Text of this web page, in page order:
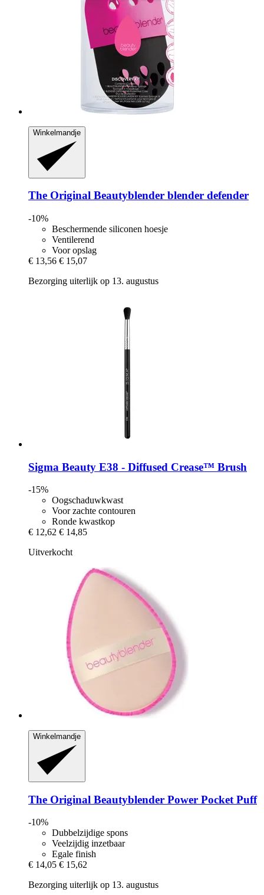
Winkelmandje
The Original Beautyblender blender defender
-10%
Beschermende siliconen hoesje
Ventilerend
Voor opslag
€ 13,56 € 15,07
Bezorging uiterlijk op 13. augustus
Sigma Beauty E38 -​ Diffused Crease™ Brush
-15%
Oogschaduwkwast
Voor zachte contouren
Ronde kwastkop
€ 12,62 € 14,85
Uitverkocht
Winkelmandje
The Original Beautyblender Power Pocket Puff
-10%
Dubbelzijdige spons
Veelzijdig inzetbaar
Egale finish
€ 14,05 € 15,62
Bezorging uiterlijk op 13. augustus